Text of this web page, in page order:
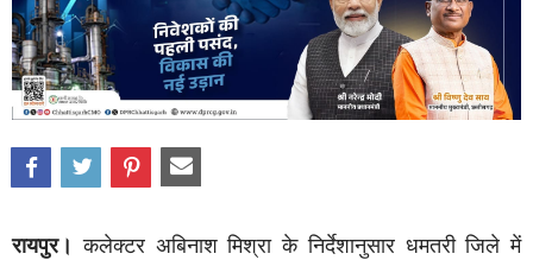
रायपुर। कलेक्टर अबिनाश मिश्रा के निर्देशानुसार धमतरी जिले में